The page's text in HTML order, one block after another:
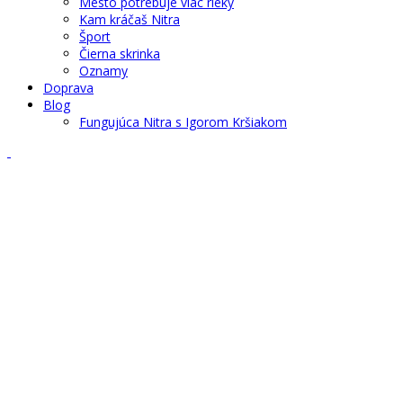
Kam kráčaš Nitra
Šport
Čierna skrinka
Oznamy
Doprava
Blog
Fungujúca Nitra s Igorom Kršiakom